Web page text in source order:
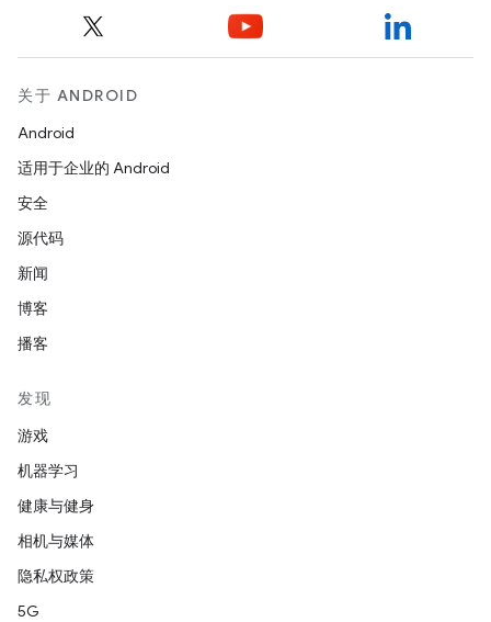
关于 ANDROID
Android
适用于企业的 Android
安全
源代码
新闻
博客
播客
发现
游戏
机器学习
健康与健身
相机与媒体
隐私权政策
5G